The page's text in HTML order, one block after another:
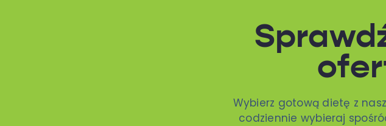
Wybierz gotową dietę z
codziennie wybieraj